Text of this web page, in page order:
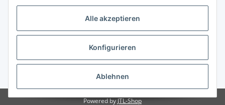
Alle akzeptieren
Konfigurieren
Ablehnen
Bestellung widerrufen
* Alle Preise inkl. gesetzlicher USt., zzgl.Versand
Powered byJTL-Shop